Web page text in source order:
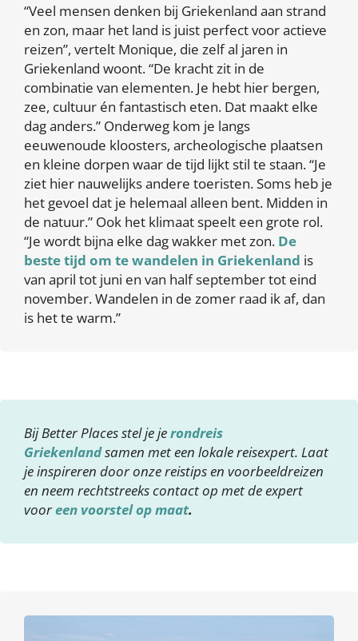
“Veel mensen denken bij Griekenland aan strand
en zon, maar het land is juist perfect voor actieve
reizen”, vertelt Monique, die zelf al jaren in
Griekenland woont. “De kracht zit in de
combinatie van elementen. Je hebt hier bergen,
zee, cultuur én fantastisch eten. Dat maakt elke
dag anders.” Onderweg kom je langs
eeuwenoude kloosters, archeologische plaatsen
en kleine dorpen waar de tijd lijkt stil te staan. “Je
ziet hier nauwelijks andere toeristen. Soms heb je
het gevoel dat je helemaal alleen bent. Midden in
de natuur.” Ook het klimaat speelt een grote rol.
“Je wordt bijna elke dag wakker met zon. De
beste tijd om te wandelen in Griekenland is
van april tot juni en van half september tot eind
november. Wandelen in de zomer raad ik af, dan
is het te warm.”
Bij Better Places stel je jerondreis
Griekenlandsamen met een lokale reisexpert. Laat
je inspireren door onze reistips en voorbeeldreizen
en neem rechtstreeks contact op met de expert
vooreen voorstel op maat.